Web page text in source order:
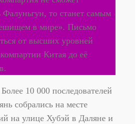
Фалуньгун, то станет самым
в мире». Письмо
от высших уровней
Китая до её
10 000 последователей
собрались на месте
на улице Хубэй в Даляне и